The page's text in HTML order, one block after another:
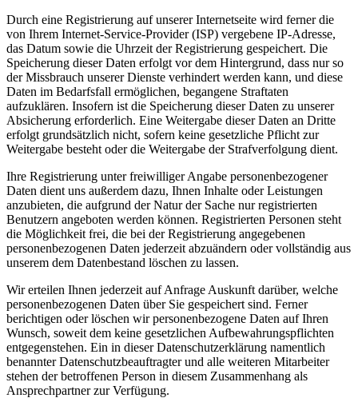
Durch eine Registrierung auf unserer Internetseite wird ferner die
von Ihrem Internet-Service-Provider (ISP) vergebene IP-Adresse,
das Datum sowie die Uhrzeit der Registrierung gespeichert. Die
Speicherung dieser Daten erfolgt vor dem Hintergrund, dass nur so
der Missbrauch unserer Dienste verhindert werden kann, und diese
Daten im Bedarfsfall ermöglichen, begangene Straftaten
aufzuklären. Insofern ist die Speicherung dieser Daten zu unserer
Absicherung erforderlich. Eine Weitergabe dieser Daten an Dritte
erfolgt grundsätzlich nicht, sofern keine gesetzliche Pflicht zur
Weitergabe besteht oder die Weitergabe der Strafverfolgung dient.
Ihre Registrierung unter freiwilliger Angabe personenbezogener
Daten dient uns außerdem dazu, Ihnen Inhalte oder Leistungen
anzubieten, die aufgrund der Natur der Sache nur registrierten
Benutzern angeboten werden können. Registrierten Personen steht
die Möglichkeit frei, die bei der Registrierung angegebenen
personenbezogenen Daten jederzeit abzuändern oder vollständig aus
unserem dem Datenbestand löschen zu lassen.
Wir erteilen Ihnen jederzeit auf Anfrage Auskunft darüber, welche
personenbezogenen Daten über Sie gespeichert sind. Ferner
berichtigen oder löschen wir personenbezogene Daten auf Ihren
Wunsch, soweit dem keine gesetzlichen Aufbewahrungspflichten
entgegenstehen. Ein in dieser Datenschutzerklärung namentlich
benannter Datenschutzbeauftragter und alle weiteren Mitarbeiter
stehen der betroffenen Person in diesem Zusammenhang als
Ansprechpartner zur Verfügung.